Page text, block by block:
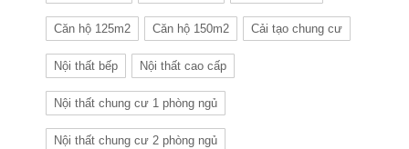
Căn hộ 125m2 Căn hộ 150m2 Cải tạo chung cư
Nội thất bếp Nội thất cao cấp
Nội thất chung cư 1 phòng ngủ
Nội thất chung cư 2 phòng ngủ